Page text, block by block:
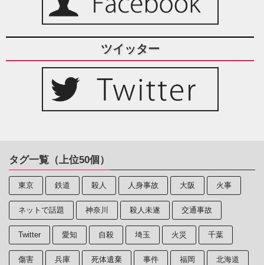
ツイッター
タグ一覧（上位50個）
東京 鉄道 殺人 人身事故 大阪 火事
ネットで話題 神奈川 殺人未遂 交通事故
Twitter 愛知 自殺 埼玉 火災 千葉
傷害 兵庫 死体遺棄 事件 福岡 北海道